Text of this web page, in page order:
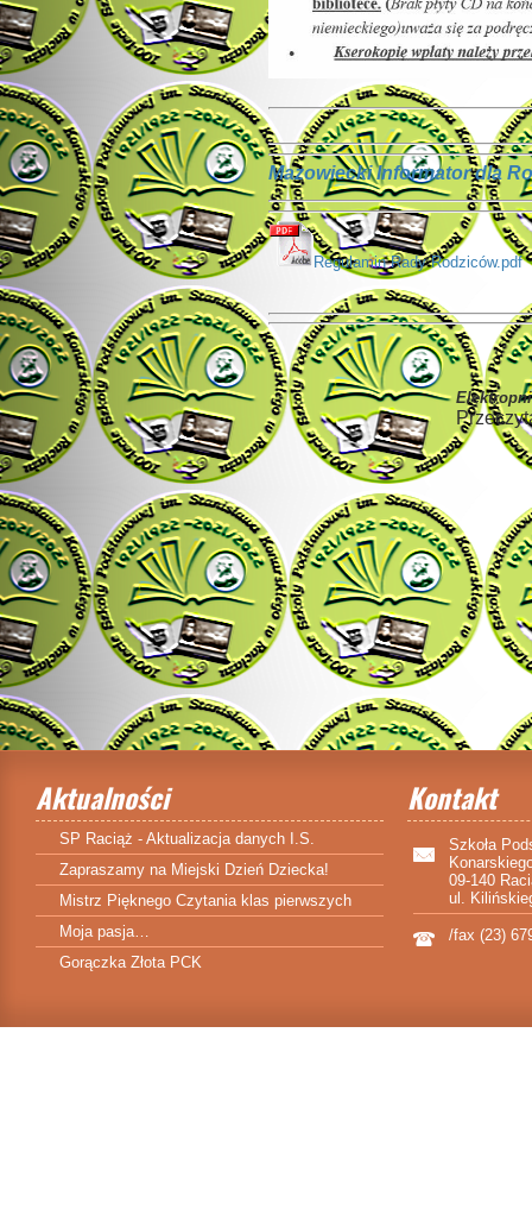
Mazowiecki Informator dla
Regulamin Rady Rodziców.pdf
Elektro
Przecz
Aktualności
SP Raciąż - Aktualizacja danych I.S.
Zapraszamy na Miejski Dzień Dziecka!
Mistrz Pięknego Czytania klas pierwszych
Moja pasja…
Gorączka Złota PCK
Kontakt
Szkoła
09-140
ul.
/fax (23)